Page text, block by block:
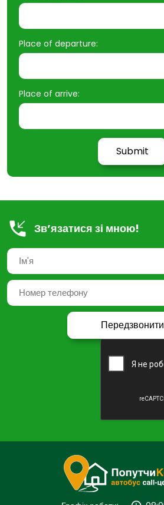
Place of departure:
Place of arrive:
Зв’язатися зі мною!